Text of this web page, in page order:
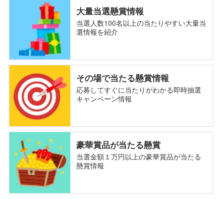
大量当選懸賞情報
当選人数100名以上の当たりやすい大量当
選情報を紹介
その場で当たる懸賞情報
応募してすぐに当たりがわかる即時抽選
キャンペーン情報
豪華賞品が当たる懸賞
当選金額１万円以上の豪華賞品が当たる
懸賞情報